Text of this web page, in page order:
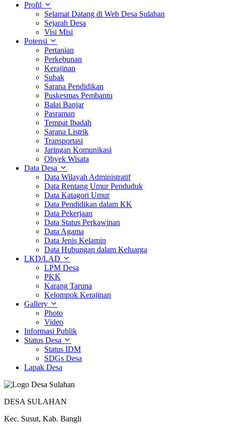
Profil
Selamat Datang di Web Desa Sulahan
Sejarah Desa
Visi Misi
Potensi
Pertanian
Perkebunan
Kerajinan
Subak
Sarana Pendidikan
Puskesmas Pembantu
Balai Banjar
Pasraman
Tempat Ibadah
Sarana Listrik
Transportasi
Jaringan Komunikasi
Obyek Wisata
Data Desa
Data Wilayah Administratif
Data Rentang Umur Penduduk
Data Katagori Umur
Data Pendidikan dalam KK
Data Pekerjaan
Data Status Perkawinan
Data Agama
Data Jenis Kelamin
Data Hubungan dalam Keluarga
LKD/LAD
LPM Desa
PKK
Karang Taruna
Kelompok Kerajinan
Gallery
Photo
Video
Informasi Publik
Status Desa
Status IDM
SDGs Desa
Lapak Desa
DESA SULAHAN
Kec. Susut, Kab. Bangli